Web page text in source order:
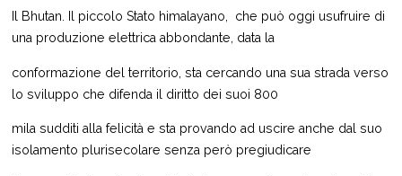
Il Bhutan. Il piccolo Stato himalayano, che può oggi usufruire di
una produzione elettrica abbondante, data la
conformazione del territorio, sta cercando una sua strada verso
lo sviluppo che difenda il diritto dei suoi 800
mila sudditi alla felicità e sta provando ad uscire anche dal suo
isolamento plurisecolare senza però pregiudicare